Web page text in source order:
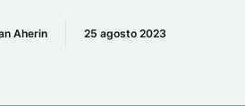
Aherin 25 agosto 2023